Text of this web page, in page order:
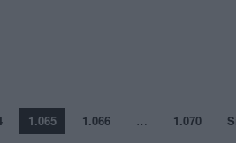
1.065 1.066 … 1.070